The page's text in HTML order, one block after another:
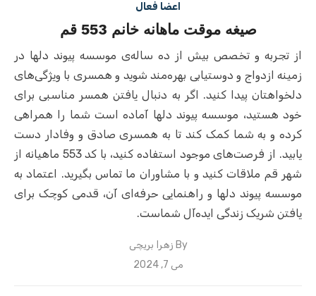
اعضا فعال
صیغه موقت ماهانه خانم 553 قم
از تجربه و تخصص بیش از ده ساله‌ی موسسه پیوند دلها در
زمینه ازدواج و دوستیابی بهره‌مند شوید و همسری با ویژگی‌های
دلخواهتان پیدا کنید. اگر به دنبال یافتن همسر مناسبی برای
خود هستید، موسسه پیوند دلها آماده است شما را همراهی
کرده و به شما کمک کند تا به همسری صادق و وفادار دست
یابید. از فرصت‌های موجود استفاده کنید، با کد 553 ماهیانه از
شهر قم ملاقات کنید و با مشاوران ما تماس بگیرید. اعتماد به
موسسه پیوند دلها و راهنمایی حرفه‌ای آن، قدمی کوچک برای
یافتن شریک زندگی ایده‌آل شماست.
By زهرا بریچی
Posted
می 7, 2024